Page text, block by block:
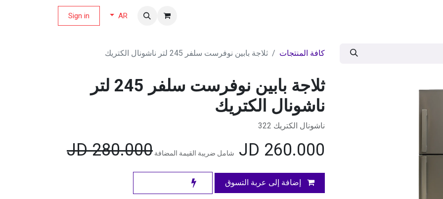
AR
Sign in
كافة المنتجات ثلاجة بابين نوفرست سلفر 245 لتر ناشونال الكتريك
ثلاجة بابين نوفرست سلفر 245 لتر
ناشونال الكتريك
ناشونال الكتريك 322
260.000 شامل ضريبة القيمة المضافة 280.000
JD
إضافة إلى عربة التسوق